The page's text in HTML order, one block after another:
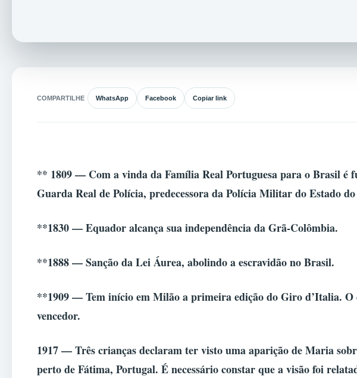
COMPARTILHE WhatsApp Facebook Copiar link
** 1809 — Com a vinda da Família Real Portuguesa para o Brasil é
Guarda Real de Polícia, predecessora da Polícia Militar do Estado
**1830 — Equador alcança sua independência da Grã-Colômbia.
**1888 — Sanção da Lei Áurea, abolindo a escravidão no Brasil.
**1909 — Tem início em Milão a primeira edição do Giro d’Italia.
vencedor.
1917 — Três crianças declaram ter visto uma aparição de Maria
perto de Fátima, Portugal. É necessário constar que a visão foi